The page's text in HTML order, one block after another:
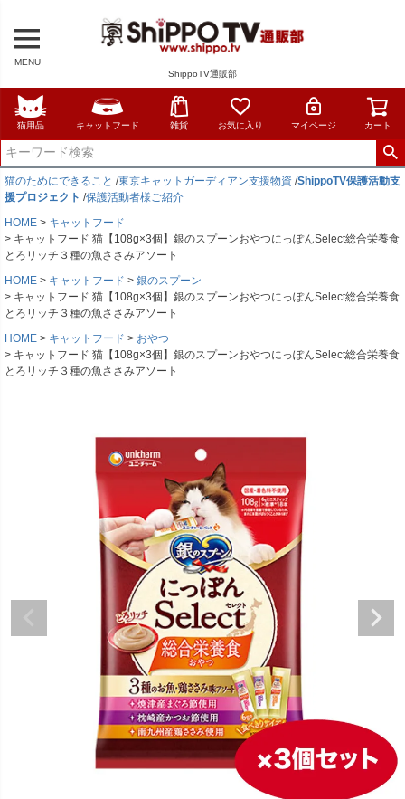
MENU
ShippoTV通販部
猫用品 キャットフード 雑貨 お気に入り マイページ カート
猫のためにできること /東京キャットガーディアン支援物資 /ShippoTV保護活動支
援プロジェクト /保護活動者様ご紹介
HOME
キャットフード
キャットフード 猫【108g×3個】銀のスプーンおやつにっぽんSelect総合栄養食
とろリッチ３種の魚ささみアソート
HOME
キャットフード
銀のスプーン
キャットフード 猫【108g×3個】銀のスプーンおやつにっぽんSelect総合栄養食
とろリッチ３種の魚ささみアソート
HOME
キャットフード
おやつ
キャットフード 猫【108g×3個】銀のスプーンおやつにっぽんSelect総合栄養食
とろリッチ３種の魚ささみアソート